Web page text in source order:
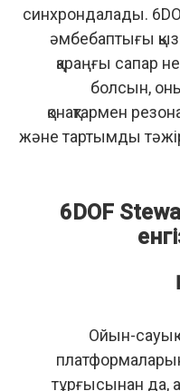
синхрондалады.
әмбебаптығы
қараңғы сапар
болсын,
қонақтармен
және тартымды
6DOF
Ойын-сауық
тұрғысынан да,